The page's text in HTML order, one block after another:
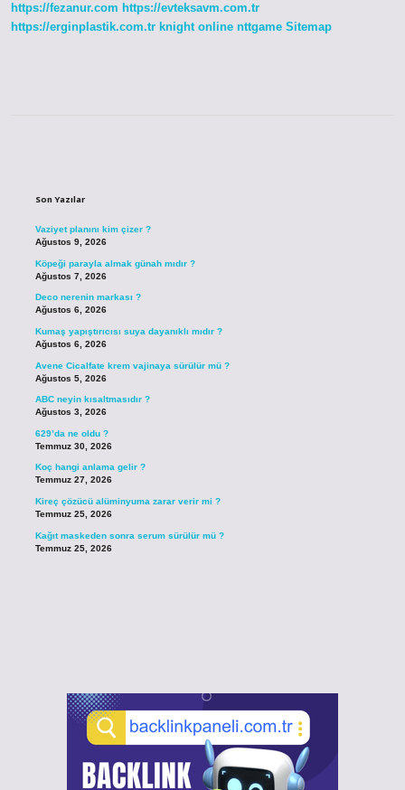
https://fezanur.com https://evteksavm.com.tr
https://erginplastik.com.tr knight online nttgame Sitemap
Son Yazılar
Vaziyet planını kim çizer ?
Ağustos 9, 2026
Köpeği parayla almak günah mıdır ?
Ağustos 7, 2026
Deco nerenin markası ?
Ağustos 6, 2026
Kumaş yapıştırıcısı suya dayanıklı mıdır ?
Ağustos 6, 2026
Avene Cicalfate krem vajinaya sürülür mü ?
Ağustos 5, 2026
ABC neyin kısaltmasıdır ?
Ağustos 3, 2026
629’da ne oldu ?
Temmuz 30, 2026
Koç hangi anlama gelir ?
Temmuz 27, 2026
Kireç çözücü alüminyuma zarar verir mi ?
Temmuz 25, 2026
Kağıt maskeden sonra serum sürülür mü ?
Temmuz 25, 2026